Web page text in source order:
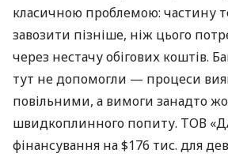
класичною проблемою: частину
завозити пізніше, ніж цього
через нестачу обігових коштів.
тут не допомогли — процеси
повільними, а вимоги занадто
швидкоплинного попиту. ТОВ
фінансування на $176 тис. для